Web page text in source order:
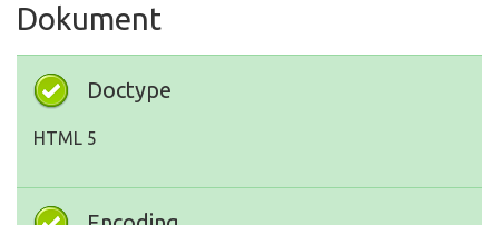
Dokument
Doctype
HTML 5